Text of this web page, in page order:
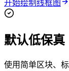
开始绘制线框图
默认低保真
使用简单区块、